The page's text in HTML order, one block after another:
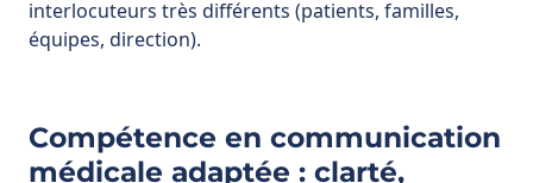
Compétence en communication
médicale adaptée : clarté,
émotions et maintien de la
confiance des familles